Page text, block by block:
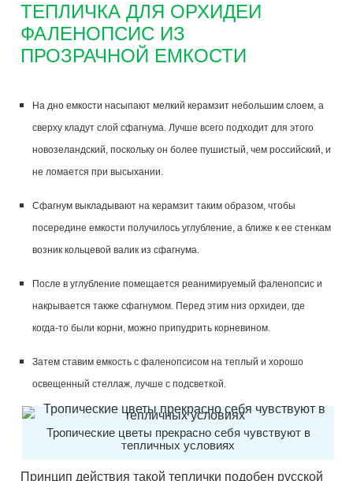
ТЕПЛИЧКА ДЛЯ ОРХИДЕИ
ФАЛЕНОПСИС ИЗ
ПРОЗРАЧНОЙ ЕМКОСТИ
На дно емкости насыпают мелкий керамзит небольшим слоем, а
сверху кладут слой сфагнума. Лучше всего подходит для этого
новозеландский, поскольку он более пушистый, чем российский, и
не ломается при высыхании.
Сфагнум выкладывают на керамзит таким образом, чтобы
посередине емкости получилось углубление, а ближе к ее стенкам
возник кольцевой валик из сфагнума.
После в углубление помещается реанимируемый фаленопсис и
накрывается также сфагнумом. Перед этим низ орхидеи, где
когда-то были корни, можно припудрить корневином.
Затем ставим емкость с фаленопсисом на теплый и хорошо
освещенный стеллаж, лучше с подсветкой.
Тропические цветы прекрасно себя чувствуют в
тепличных условиях
Принцип действия такой теплички подобен русской